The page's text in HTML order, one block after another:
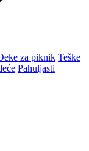
za piknik Teške
Pahuljasti